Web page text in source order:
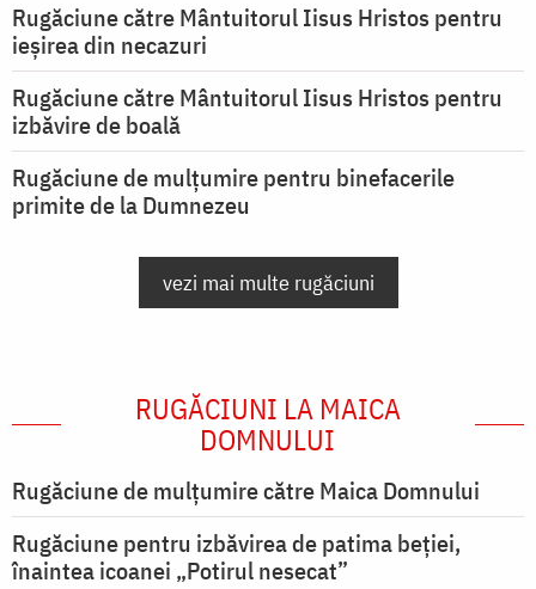
Rugăciune către Mântuitorul Iisus Hristos pentru
ieşirea din necazuri
Rugăciune către Mântuitorul Iisus Hristos pentru
izbăvire de boală
Rugăciune de mulțumire pentru binefacerile
primite de la Dumnezeu
vezi mai multe rugăciuni
RUGĂCIUNI LA MAICA
DOMNULUI
Rugăciune de mulţumire către Maica Domnului
Rugăciune pentru izbăvirea de patima beției,
înaintea icoanei „Potirul nesecat”